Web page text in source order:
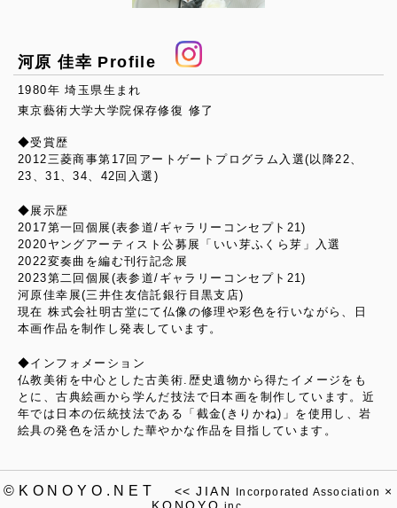
河原 佳幸 Profile
1980年 埼玉県生まれ
東京藝術大学大学院保存修復 修了
◆受賞歴
2012三菱商事第17回アートゲートプログラム入選(以降22、
23、31、34、42回入選)
◆展示歴
2017第一回個展(表参道/ギャラリーコンセプト21)
2020ヤングアーティスト公募展「いい芽ふくら芽」入選
2022変奏曲を編む刊行記念展
2023第二回個展(表参道/ギャラリーコンセプト21)
河原佳幸展(三井住友信託銀行目黒支店)
現在 株式会社明古堂にて仏像の修理や彩色を行いながら、日
本画作品を制作し発表しています。
◆インフォメーション
仏教美術を中心とした古美術.歴史遺物から得たイメージをも
とに、古典絵画から学んだ技法で日本画を制作しています。近
年では日本の伝統技法である「截金(きりかね)」を使用し、岩
絵具の発色を活かした華やかな作品を目指しています。
©KONOYO.NET << JIAN Incorporated Association ×